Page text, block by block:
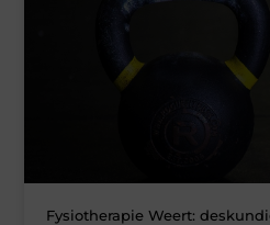
Fysiotherapie Weert: